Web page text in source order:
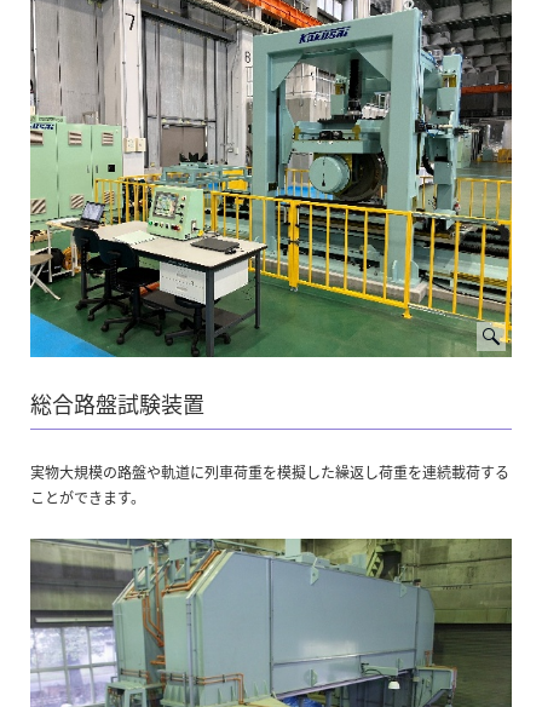
総合路盤試験装置
実物大規模の路盤や軌道に列車荷重を模擬した繰返し荷重を連続載荷する
ことができます。